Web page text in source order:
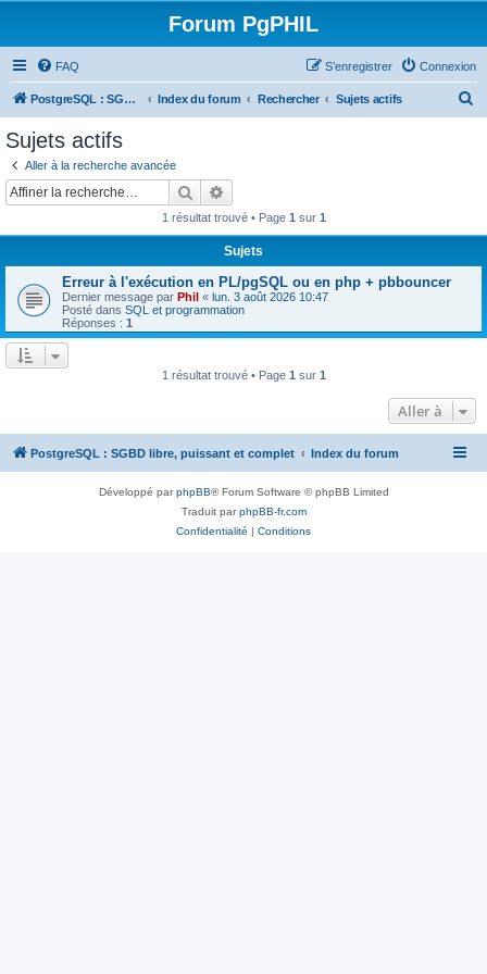
Forum PgPHIL
FAQ Connexion
S’enregistrer
PostgreSQL : SGBD libre, puissant et complet Index du forum Rechercher Sujets actifs
r
Sujets actifs
Aller à la recherche avancée
Rechercher
1 résultat trouvé • Page 1 sur 1
Sujets
Erreur à l'exécution en PL/pgSQL ou en php + pbbouncer
Dernier message par Phil « lun. 3 août 2026 10:47
Posté dans SQL et programmation
Réponses : 1
1 résultat trouvé • Page 1 sur 1
Aller à
PostgreSQL : SGBD libre, puissant et complet Index du forum
Développé parphpBB® Forum Software © phpBB Limited
Traduit parphpBB-fr.com
Confidentialité | Conditions